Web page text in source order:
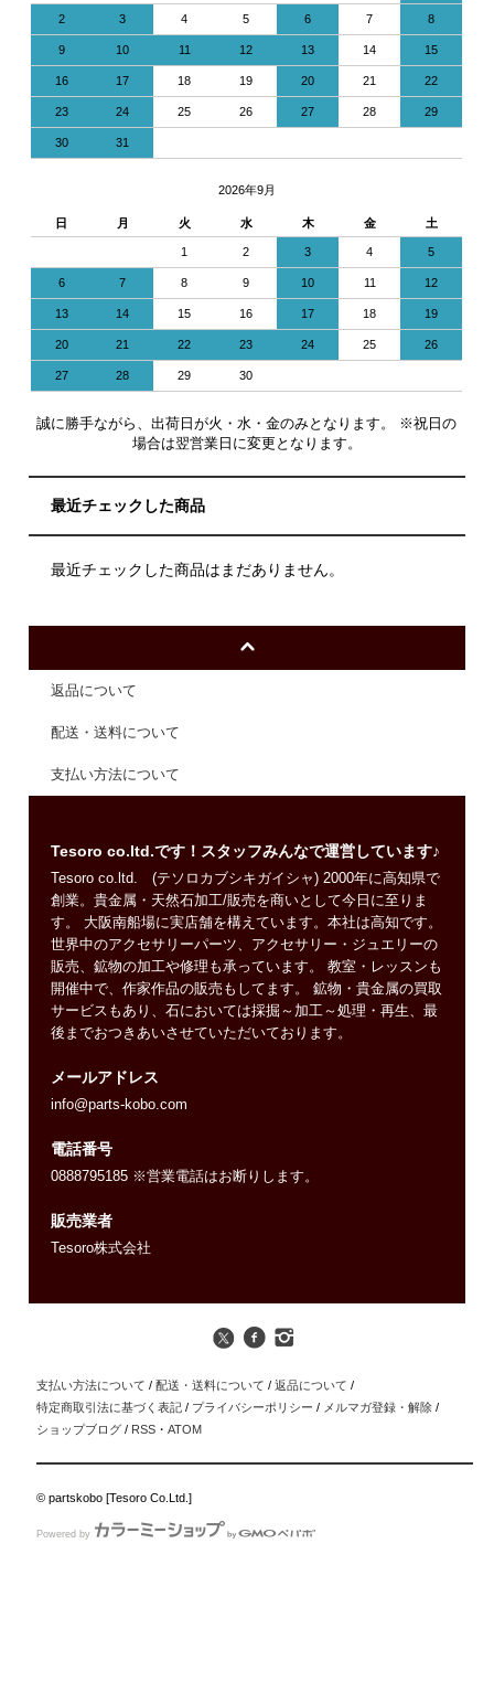
2 3 4 5 6 7 8
9 10 11 12 13 14 15
16 17 18 19 20 21 22
23 24 25 26 27 28 29
30 31
2026年9月
日 月 火 水 木 金 土
1 2 3 4 5
6 7 8 9 10 11 12
13 14 15 16 17 18 19
20 21 22 23 24 25 26
27 28 29 30
誠に勝手ながら、出荷日が火・水・金のみとなります。 ※祝日の
場合は翌営業日に変更となります。
最近チェックした商品
最近チェックした商品はまだありません。
返品について
配送・送料について
支払い方法について
Tesoro co.ltd.です！スタッフみんなで運営しています♪
Tesoro co.ltd. (テソロカブシキガイシャ) 2000年に高知県で
創業。貴金属・天然石加工/販売を商いとして今日に至りま
す。 大阪南船場に実店舗を構えています。本社は高知です。
世界中のアクセサリーパーツ、アクセサリー・ジュエリーの
販売、鉱物の加工や修理も承っています。 教室・レッスンも
開催中で、作家作品の販売もしてます。 鉱物・貴金属の買取
サービスもあり、石においては採掘～加工～処理・再生、最
後までおつきあいさせていただいております。
メールアドレス
info@parts-kobo.com
電話番号
0888795185 ※営業電話はお断りします。
販売業者
Tesoro株式会社
支払い方法について / 配送・送料について / 返品について /
特定商取引法に基づく表記 / プライバシーポリシー / メルマガ登録・解除 /
ショップブログ / RSS ・ATOM
© partskobo [Tesoro Co.Ltd.]
Powered by